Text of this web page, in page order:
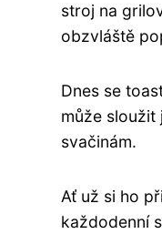
stroj na
obzvláště
Dnes se
může
svačinám.
Ať už si ho
každodenní